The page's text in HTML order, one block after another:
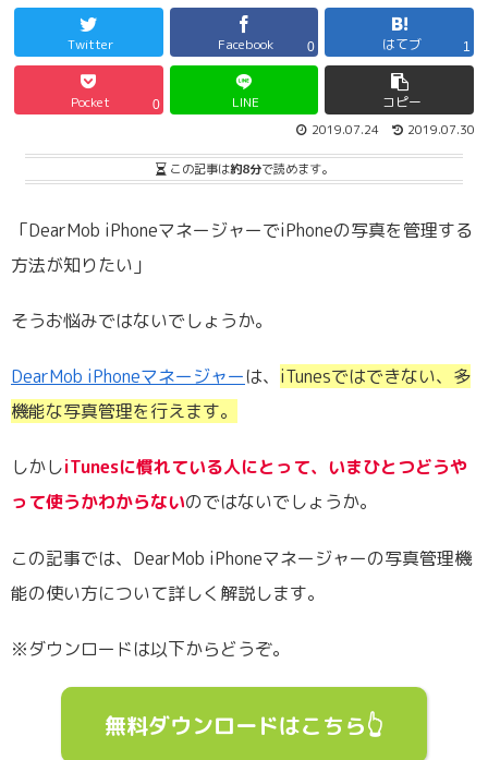
Twitter Facebook 0 はてブ 1
Pocket 0 LINE コピー
2019.07.30
2019.07.24
この記事は約8分で読めます。
「DearMob iPhoneマネージャーでiPhoneの写真を管理する
方法が知りたい」
そうお悩みではないでしょうか。
DearMob iPhoneマネージャーは、 iTunesではできない、多
機能な写真管理を行えます。
しかしiTunesに慣れている人にとって、いまひとつどうや
って使うかわからないのではないでしょうか。
この記事では、DearMob iPhoneマネージャーの写真管理機
能の使い方について詳しく解説します。
※ダウンロードは以下からどうぞ。
無料ダウンロードはこちら👆